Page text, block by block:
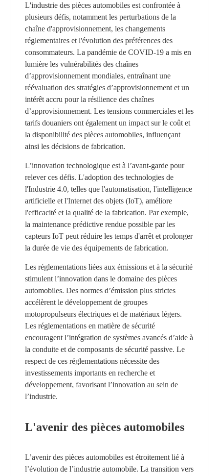
L'industrie des pièces automobiles est confrontée à
plusieurs défis, notamment les perturbations de la
chaîne d'approvisionnement, les changements
réglementaires et l'évolution des préférences des
consommateurs. La pandémie de COVID-19 a mis en
lumière les vulnérabilités des chaînes
d’approvisionnement mondiales, entraînant une
réévaluation des stratégies d’approvisionnement et un
intérêt accru pour la résilience des chaînes
d’approvisionnement. Les tensions commerciales et les
tarifs douaniers ont également un impact sur le coût et
la disponibilité des pièces automobiles, influençant
ainsi les décisions de fabrication.
L’innovation technologique est à l’avant-garde pour
relever ces défis. L'adoption des technologies de
l'Industrie 4.0, telles que l'automatisation, l'intelligence
artificielle et l'Internet des objets (IoT), améliore
l'efficacité et la qualité de la fabrication. Par exemple,
la maintenance prédictive rendue possible par les
capteurs IoT peut réduire les temps d'arrêt et prolonger
la durée de vie des équipements de fabrication.
Les réglementations liées aux émissions et à la sécurité
stimulent l’innovation dans le domaine des pièces
automobiles. Des normes d’émission plus strictes
accélèrent le développement de groupes
motopropulseurs électriques et de matériaux légers.
Les réglementations en matière de sécurité
encouragent l’intégration de systèmes avancés d’aide à
la conduite et de composants de sécurité passive. Le
respect de ces réglementations nécessite des
investissements importants en recherche et
développement, favorisant l’innovation au sein de
l’industrie.
L'avenir des pièces automobiles
L’avenir des pièces automobiles est étroitement lié à
l’évolution de l’industrie automobile. La transition vers